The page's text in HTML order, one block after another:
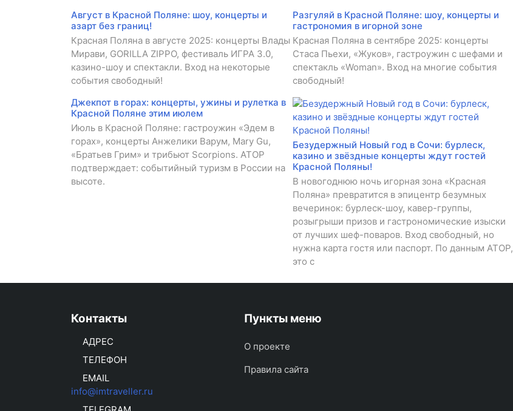
Август в Красной Поляне: шоу, концерты и
азарт без границ!
Красная Поляна в августе 2025: концерты Влады
Мирави, GORILLA ZIPPO, фестиваль ИГРА 3.0,
казино-шоу и спектакли. Вход на некоторые
события свободный!
Разгуляй в Красной Поляне: шоу, концерты и
гастрономия в игорной зоне
Красная Поляна в сентябре 2025: концерты
Стаса Пьехи, «Жуков», гастроужин с шефами и
спектакль «Woman». Вход на многие события
свободный!
Джекпот в горах: концерты, ужины и рулетка в
Красной Поляне этим июлем
Июль в Красной Поляне: гастроужин «Эдем в
горах», концерты Анжелики Варум, Mary Gu,
«Братьев Грим» и трибьют Scorpions. АТОР
подтверждает: событийный туризм в России на
высоте.
Безудержный Новый год в Сочи: бурлеск,
казино и звёздные концерты ждут гостей
Красной Поляны!
В новогоднюю ночь игорная зона «Красная
Поляна» превратится в эпицентр безумных
вечеринок: бурлеск-шоу, кавер-группы,
розыгрыши призов и гастрономические изыски
от лучших шеф-поваров. Вход свободный, но
нужна карта гостя или паспорт. По данным АТОР,
это с
Контакты
АДРЕС
ТЕЛЕФОН
EMAIL
info@imtraveller.ru
Пункты меню
О проекте
Правила сайта